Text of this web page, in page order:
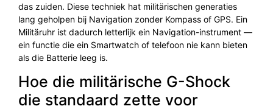
das zuiden. Diese techniek hat militärischen generaties
lang geholpen bij Navigation zonder Kompass of GPS. Ein
Militäruhr ist dadurch letterlijk ein Navigation-instrument —
ein functie die ein Smartwatch of telefoon nie kann bieten
als die Batterie leeg is.
Hoe die militärische G-Shock
die standaard zette voor